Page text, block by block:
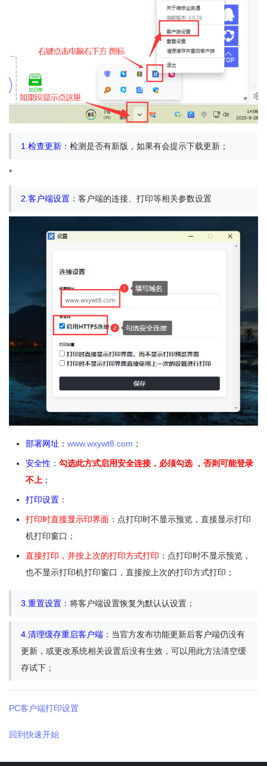
1.检查更新： 检测是否有新版，如果有会提示下载更新；
*
2.客户端设置： 客户端的连接、打印等相关参数设置
部署网址 ： www.wxywt8.com ；
安全性 ： 勾选此方式启用安全连接， 必须勾选 ，否则可能登录
不上 ；
打印设置 ：
打印时直接显示印界面 ：点打印时不显示预览，直接显示打印
机打印窗口；
直接打印，并按上次的打印方式打印 ：点打印时不显示预览，
也不显示打印机打印窗口，直接按上次的打印方式打印；
3.重置设置： 将客户端设置恢复为默认认设置；
4.清理缓存重启客户端： 当官方发布功能更新后客户端仍没有
更新，或更改系统相关设置后没有生效，可以用此方法清空缓
存试下；
PC客户端打印设置
回到快速开始